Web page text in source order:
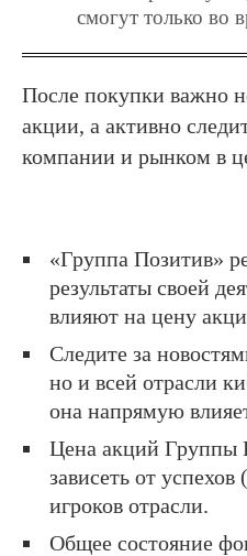
смогут только во
После покупки важно
акции, а активно
компании и рынком в
«Группа Позитив»
результаты своей
влияют на цену
Следите за
но и всей отрасли
она напрямую
Цена акций Группы
зависеть от
игроков отрасли.
Общее состояние